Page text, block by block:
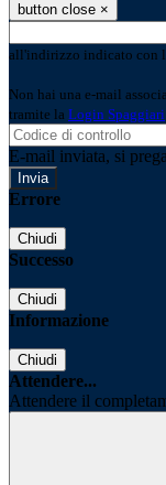
button close ×
all'indirizzo indicato con
Non hai una e-mail
tramite la Login Spaggiari
E-mail inviata, si
Errore
Chiudi
Successo
Chiudi
Informazione
Chiudi
Attendere...
Attendere il